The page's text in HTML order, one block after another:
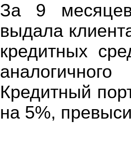
За 9
выдала
кредитных
Кредитный
на 5%,